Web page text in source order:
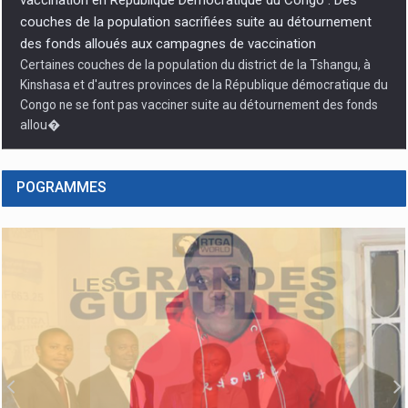
couches de la population sacrifiées suite au détournement
des fonds alloués aux campagnes de vaccination
Certaines couches de la population du district de la Tshangu, à
Kinshasa et d'autres provinces de la République démocratique du
Congo ne se font pas vacciner suite au détournement des fonds
allou�
Débat sur la réforme constitutionnelle : Vital Kamerhe, «
POGRAMMES